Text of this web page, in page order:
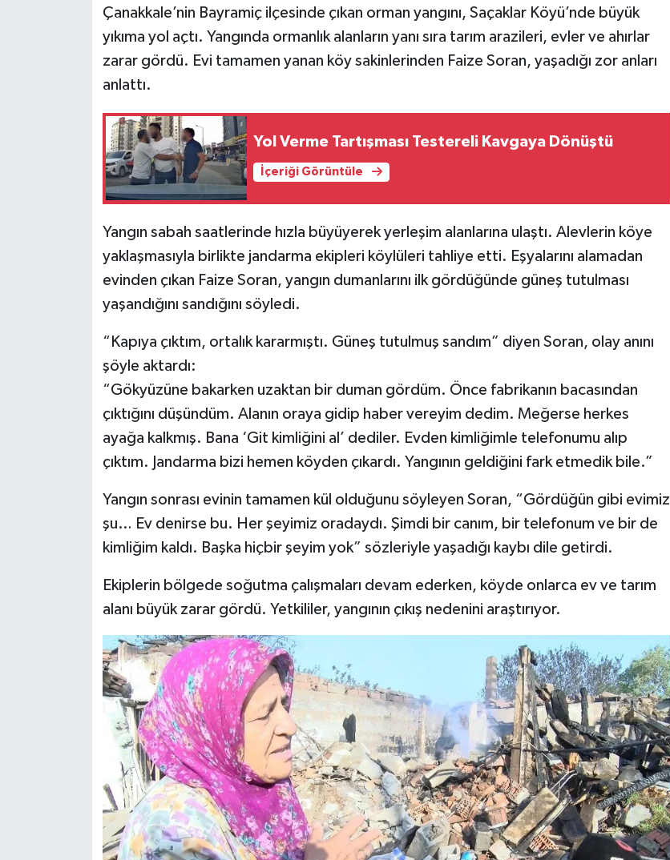
Çanakkale’nin Bayramiç ilçesinde çıkan orman yangını, Saçaklar Köyü’nde büyük
yıkıma yol açtı. Yangında ormanlık alanların yanı sıra tarım arazileri, evler ve ahırlar
zarar gördü. Evi tamamen yanan köy sakinlerinden Faize Soran, yaşadığı zor anları
anlattı.
Yol Verme Tartışması Testereli Kavgaya Dönüştü
İçeriği Görüntüle
Yangın sabah saatlerinde hızla büyüyerek yerleşim alanlarına ulaştı. Alevlerin köye
yaklaşmasıyla birlikte jandarma ekipleri köylüleri tahliye etti. Eşyalarını alamadan
evinden çıkan Faize Soran, yangın dumanlarını ilk gördüğünde güneş tutulması
yaşandığını sandığını söyledi.
“Kapıya çıktım, ortalık kararmıştı. Güneş tutulmuş sandım” diyen Soran, olay anını
şöyle aktardı:
“Gökyüzüne bakarken uzaktan bir duman gördüm. Önce fabrikanın bacasından
çıktığını düşündüm. Alanın oraya gidip haber vereyim dedim. Meğerse herkes
ayağa kalkmış. Bana ‘Git kimliğini al’ dediler. Evden kimliğimle telefonumu alıp
çıktım. Jandarma bizi hemen köyden çıkardı. Yangının geldiğini fark etmedik bile.”
Yangın sonrası evinin tamamen kül olduğunu söyleyen Soran, “Gördüğün gibi evimiz
şu… Ev denirse bu. Her şeyimiz oradaydı. Şimdi bir canım, bir telefonum ve bir de
kimliğim kaldı. Başka hiçbir şeyim yok” sözleriyle yaşadığı kaybı dile getirdi.
Ekiplerin bölgede soğutma çalışmaları devam ederken, köyde onlarca ev ve tarım
alanı büyük zarar gördü. Yetkililer, yangının çıkış nedenini araştırıyor.